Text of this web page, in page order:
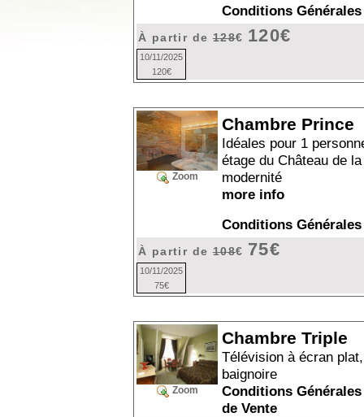
Conditions Générales
À partir de128€ 120€
10/11/2025
120€
Zoom
Chambre Prince
Idéales pour 1
étage du Château de
modernité
more info
Conditions Générales
À partir de108€ 75€
10/11/2025
75€
Zoom
Chambre Triple
Télévision à écran plat,
baignoire
Conditions Générales
de Vente